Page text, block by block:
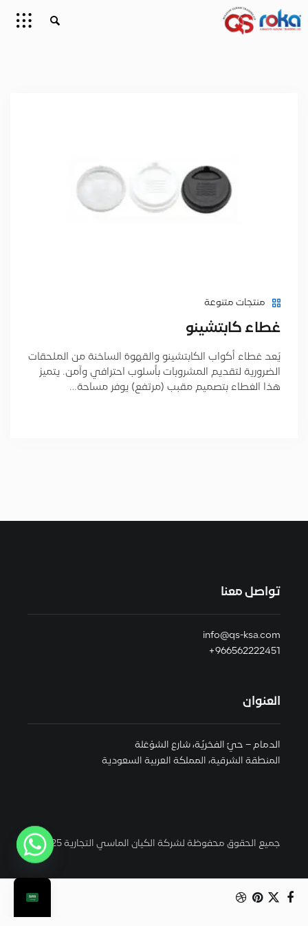
منتجات متنوعة
غطاء كابتشينو
يُعد غطاء أكواب الكابتشينو والقهوة الساخنة من الملحقات
الضرورية لتقديم المشروبات بأسلوب احترافي وآمن. يتميز
هذا الغطاء بتصميم مقبب (مرتفع) يوفر مساحة…
تواصل معنا
info@qs-ksa.com
966562222451+
العنوان
الدمام – حيّ الفخريّة، شارع الشوْعَلة
المنطقة الشرقية، المملكة العربية السعودية
جميع الحقوق محفوظة لشركة الكيان الماسي التجارية 2025 ©